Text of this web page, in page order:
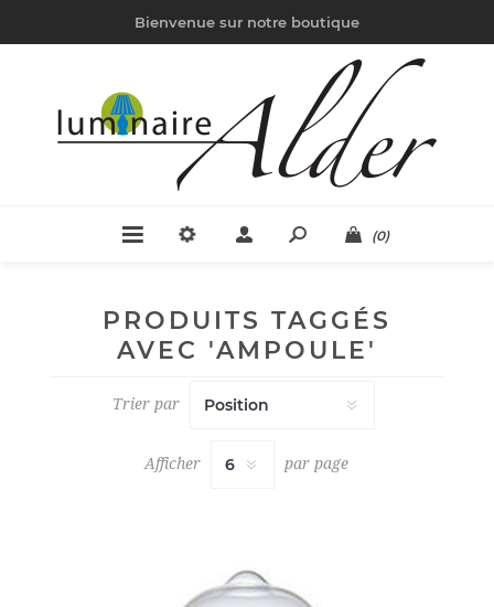
Bienvenue sur notre boutique
(0)
PRODUITS TAGGÉS
AVEC 'AMPOULE'
Trier par
Afficher par page